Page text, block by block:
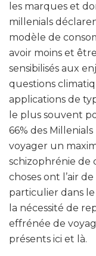
les marques et
millenials
modèle de
avoir moins et
sensibilisés aux
questions
applications de
le plus souvent
66% des
voyager un
schizophrénie de
choses ont l’air
particulier dans
la nécessité de
effrénée de
présents ici et là.